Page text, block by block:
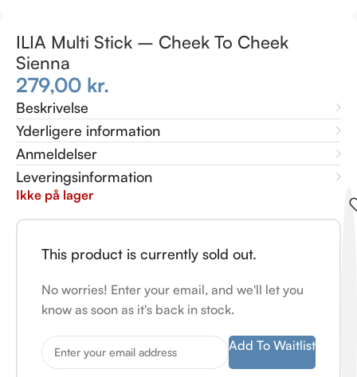
ILIA Multi Stick – Cheek To Cheek
Sienna
279,00 kr.
Beskrivelse
Yderligere information
Anmeldelser
Leveringsinformation
Ikke på lager
This product is currently sold out.
No worries! Enter your email, and we'll let you
know as soon as it's back in stock.
Add To Waitlist